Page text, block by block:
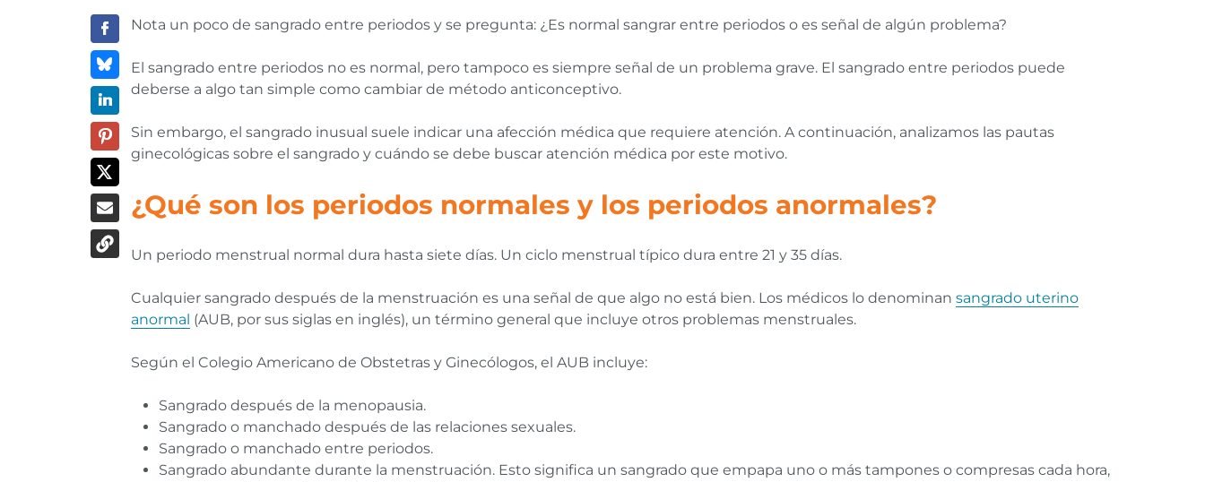
Nota un poco de sangrado entre periodos y se pregunta: ¿Es normal sangrar entre periodos o es señal de algún problema?
El sangrado entre periodos no es normal, pero tampoco es siempre señal de un problema grave. El sangrado entre periodos puede
deberse a algo tan simple como cambiar de método anticonceptivo.
Sin embargo, el sangrado inusual suele indicar una afección médica que requiere atención. A continuación, analizamos las pautas
ginecológicas sobre el sangrado y cuándo se debe buscar atención médica por este motivo.
¿Qué son los periodos normales y los periodos anormales?
Un periodo menstrual normal dura hasta siete días. Un ciclo menstrual típico dura entre 21 y 35 días.
Cualquier sangrado después de la menstruación es una señal de que algo no está bien. Los médicos lo denominan sangrado uterino
anormal (AUB, por sus siglas en inglés), un término general que incluye otros problemas menstruales.
Según el Colegio Americano de Obstetras y Ginecólogos, el AUB incluye:
Sangrado después de la menopausia.
Sangrado o manchado después de las relaciones sexuales.
Sangrado o manchado entre periodos.
Sangrado abundante durante la menstruación. Esto significa un sangrado que empapa uno o más tampones o compresas cada hora,